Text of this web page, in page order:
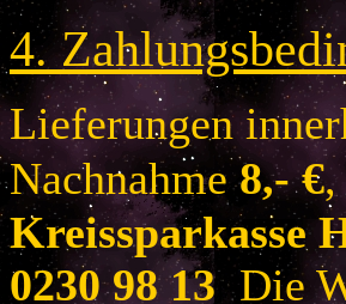
4.
Lieferungen
Nachnahme 8,- €
Kreissparkasse
0230 98 13Die